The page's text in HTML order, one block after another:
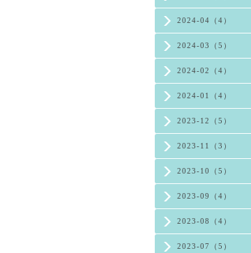
2024-04（4）
2024-03（5）
2024-02（4）
2024-01（4）
2023-12（5）
2023-11（3）
2023-10（5）
2023-09（4）
2023-08（4）
2023-07（5）